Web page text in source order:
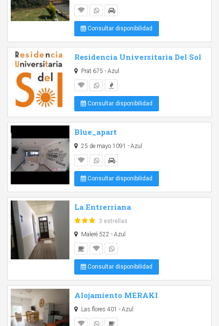
Consultar disponibilidad
Residencia Universitaria Del Sol
Prat 675 - Azul
Consultar disponibilidad
Blue_apart
25 de mayo 1091 - Azul
Consultar disponibilidad
La Entrerriana
3 estrellas
Maleré 522 - Azul
Consultar disponibilidad
Alojamiento MERAKI
Las flores 401 - Azul